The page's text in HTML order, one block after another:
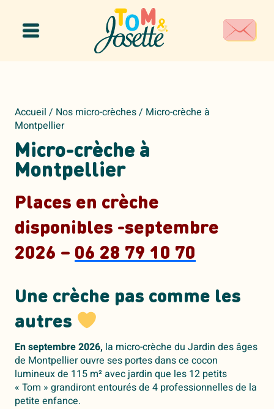
Accueil / Nos micro-crèches/ Micro-crèche à
Montpellier
Micro-crèche à
Montpellier
Places en crèche
disponibles -septembre
2026 – 06 28 79 10 70
Une crèche pas comme les
autres
En septembre 2026, la micro-crèche du Jardin des âges
de Montpellier ouvre ses portes dans ce cocon
lumineux de 115 m² avec jardin que les 12 petits
« Tom » grandiront entourés de 4 professionnelles de la
petite enfance.
Panneau de gestion des cookies